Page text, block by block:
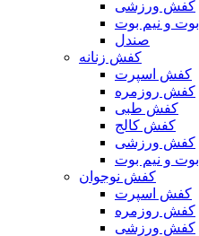
کفش ورزشی
بوت و نیم بوت
صندل
کفش زنانه
کفش اسپرت
کفش روزمره
کفش طبی
کفش کالج
کفش ورزشی
بوت و نیم بوت
کفش نوجوان
کفش اسپرت
کفش روزمره
کفش ورزشی